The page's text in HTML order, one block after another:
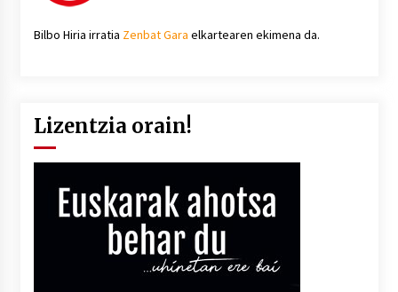
Bilbo Hiria irratia Zenbat Gara elkartearen ekimena da.
Lizentzia orain!